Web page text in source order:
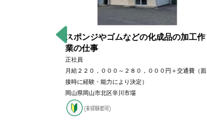
スポンジやゴムなどの化成品の加工作
業の仕事
正社員
月給２２０，０００～２８０，０００円＋交通費（面
接時に経験・能力により決定）
岡山県岡山市北区辛川市場